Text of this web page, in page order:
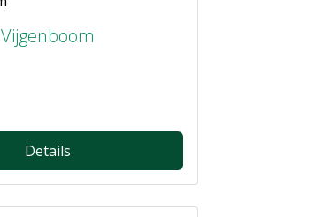
Vijgenboom
Details